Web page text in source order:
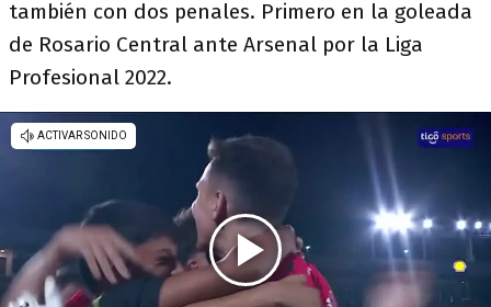
también con dos penales. Primero en la goleada
de Rosario Central ante Arsenal por la Liga
Profesional 2022.